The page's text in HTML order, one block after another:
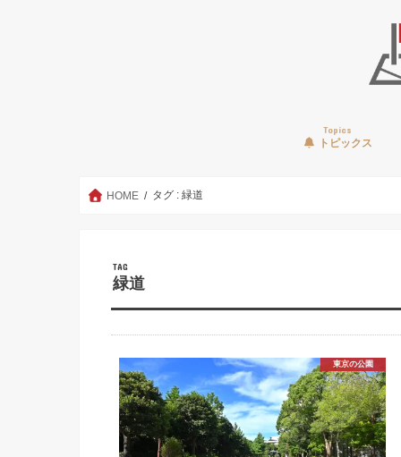
Topics
トピックス
HOME タグ : 緑道
TAG
緑道
東京の公園